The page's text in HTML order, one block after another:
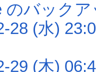
のバック
28 (水)
29 (木)